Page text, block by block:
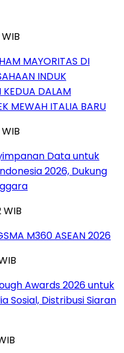
MAYORITAS DI
INDUK
KEDUA DALAM
MEWAH ITALIA BARU
Data untuk
2026, Dukung
M360 ASEAN 2026
Awards 2026 untuk
Sosial, Distribusi Siaran